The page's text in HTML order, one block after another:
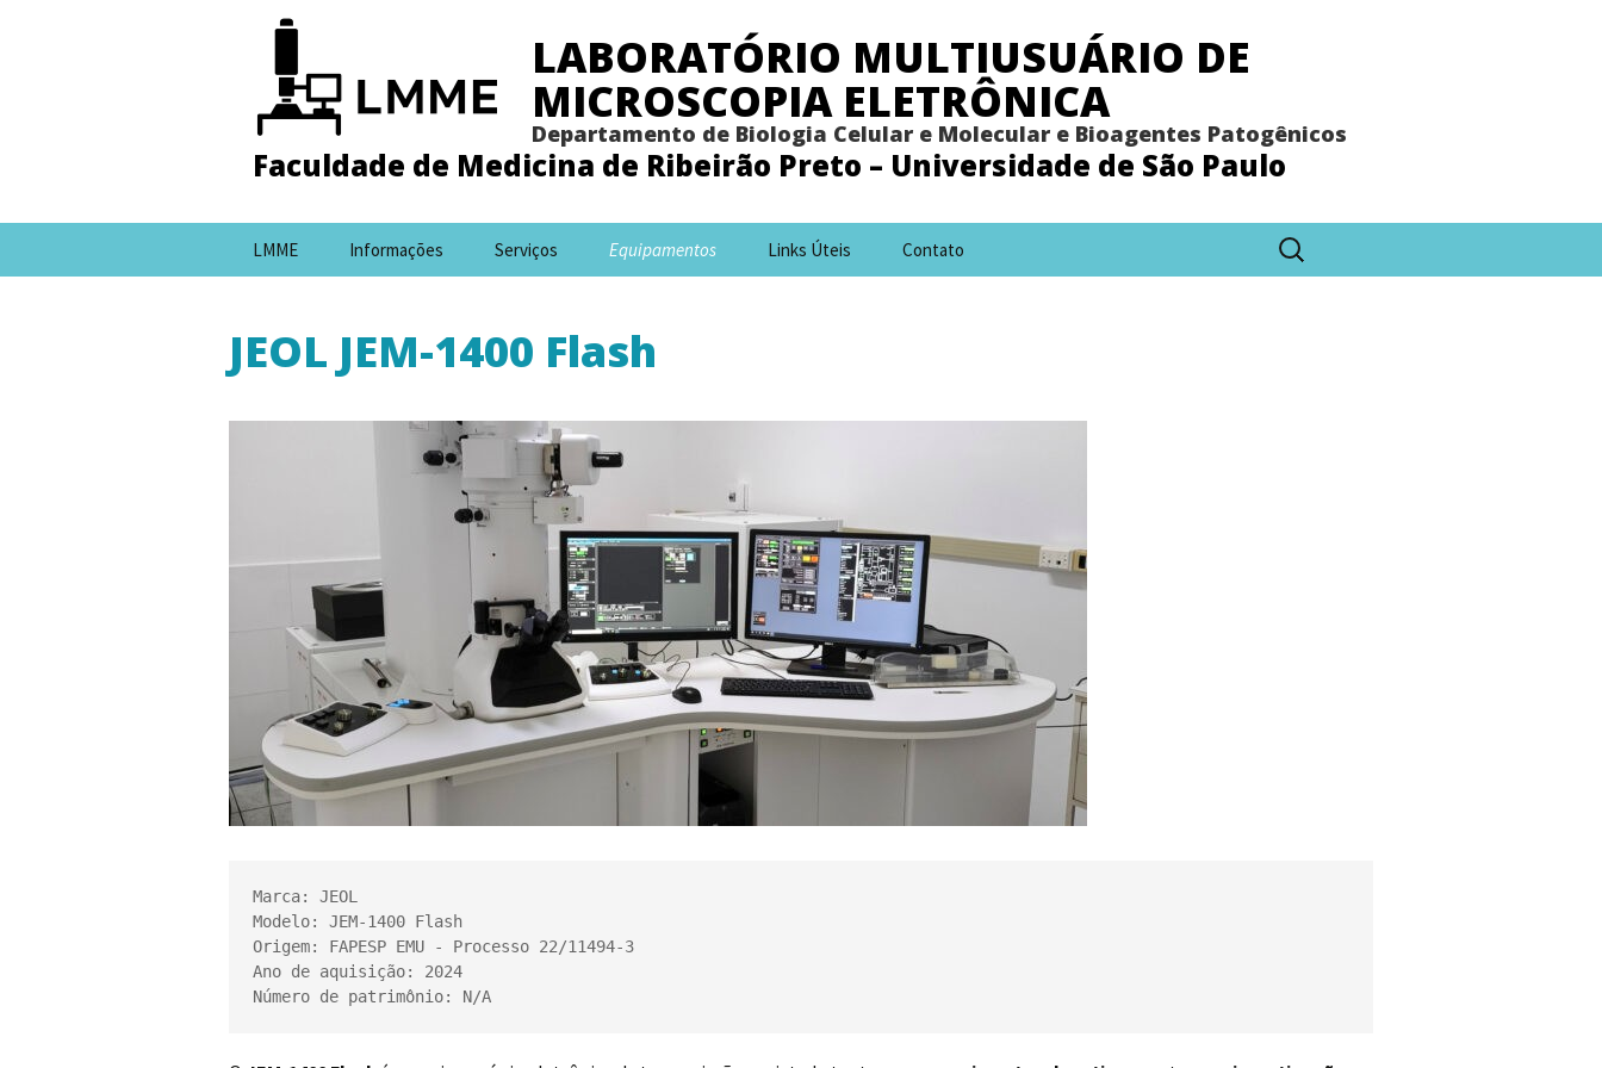
LABORATÓRIO MULTIUSUÁRIO DE
MICROSCOPIA ELETRÔNICA
Departamento de Biologia Celular e Molecular e Bioagentes Patogênicos
Faculdade de Medicina de Ribeirão Preto – Universidade de São Paulo
LMME Informações Serviços Equipamentos Links Úteis Contato
Pesquisar
por:
JEOL JEM-1400 Flash
Marca: JEOL
Modelo: JEM-1400 Flash
Origem: FAPESP EMU - Processo 22/11494-3
Ano de aquisição: 2024
Número de patrimônio: N/A